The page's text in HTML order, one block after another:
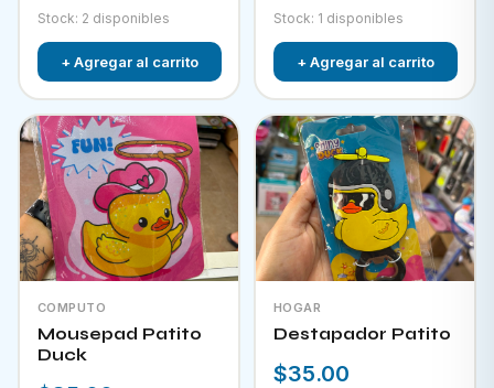
Stock: 2 disponibles
+ Agregar al carrito
Stock: 1 disponibles
+ Agregar al carrito
COMPUTO
Mousepad Patito
Duck
HOGAR
Destapador Patito
$35.00